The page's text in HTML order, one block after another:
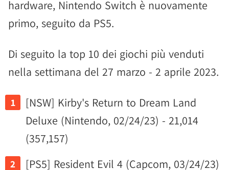
hardware, Nintendo Switch è nuovamente
primo, seguito da PS5.
Di seguito la top 10 dei giochi più venduti
nella settimana del 27 marzo - 2 aprile 2023.
[NSW] Kirby's Return to Dream Land
Deluxe (Nintendo, 02/24/23) - 21,014
(357,157)
[PS5] Resident Evil 4 (Capcom, 03/24/23)